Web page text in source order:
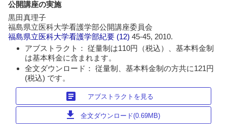
公開講座の実施
黒田真理子
福島県立医科大学看護学部公開講座委員会
福島県立医科大学看護学部紀要 (12)45-45, 2010.
アブストラクト： 従量制は110円（税込）、基本料金制
は基本料金に含まれます。
全文ダウンロード： 従量制、基本料金制の方共に121円
(税込) です。
article アブストラクトを見る
download 全文ダウンロード(0.69MB)